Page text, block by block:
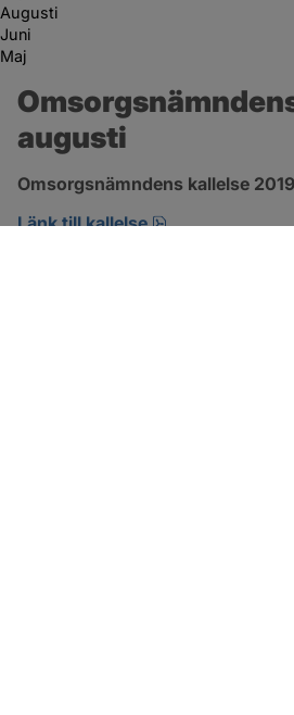
Augusti
Juni
Maj
augusti
Omsorgsnämndens kallelse
Länk till kallelse
pdf, öppnas i